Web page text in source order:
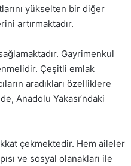
yükselten bir diğer
artırmaktadır.
Gayrimenkul
Çeşitli emlak
aradıkları özelliklere
Anadolu Yakası’ndaki
çekmektedir. Hem aileler
ve sosyal olanakları ile